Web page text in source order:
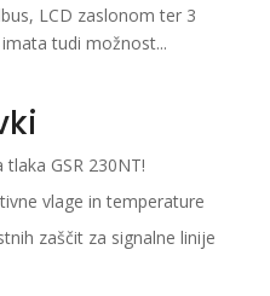
LCD zaslonom ter 3
tudi možnost...
GSR 230NT!
vlage in temperature
zaščit za signalne linije